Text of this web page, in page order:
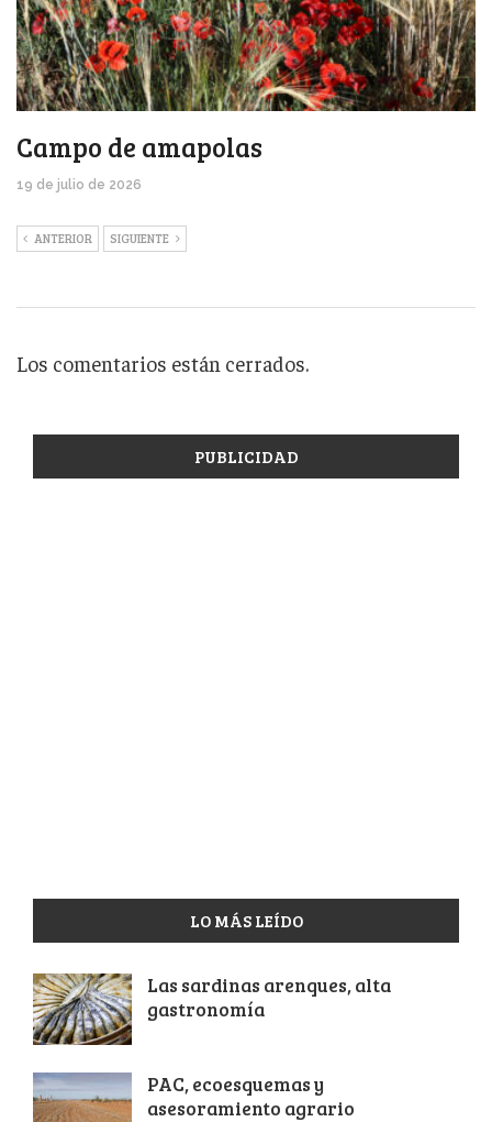
Campo de amapolas
19 de julio de 2026
ANTERIOR SIGUIENTE
Los comentarios están cerrados.
PUBLICIDAD
LO MÁS LEÍDO
Las sardinas arenques, alta
gastronomía
PAC, ecoesquemas y
asesoramiento agrario